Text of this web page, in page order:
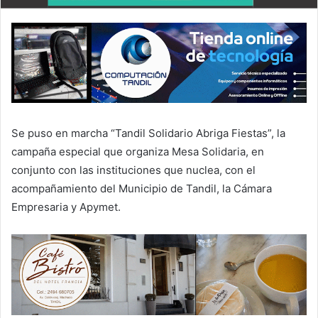
Se puso en marcha “Tandil Solidario Abriga Fiestas”, la
campaña especial que organiza Mesa Solidaria, en
conjunto con las instituciones que nuclea, con el
acompañamiento del Municipio de Tandil, la Cámara
Empresaria y Apymet.